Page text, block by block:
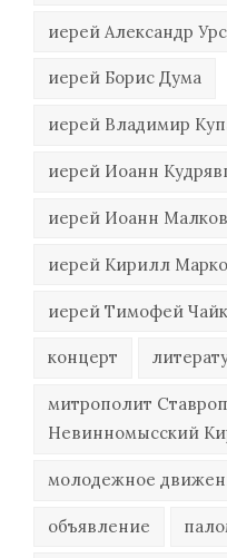
иерей Александр
иерей Борис Дума
иерей Владимир
иерей Иоанн
иерей Иоанн Малков
иерей Кирилл
иерей Тимофей
концерт
митрополит
Невинномысский
молодежное
объявление